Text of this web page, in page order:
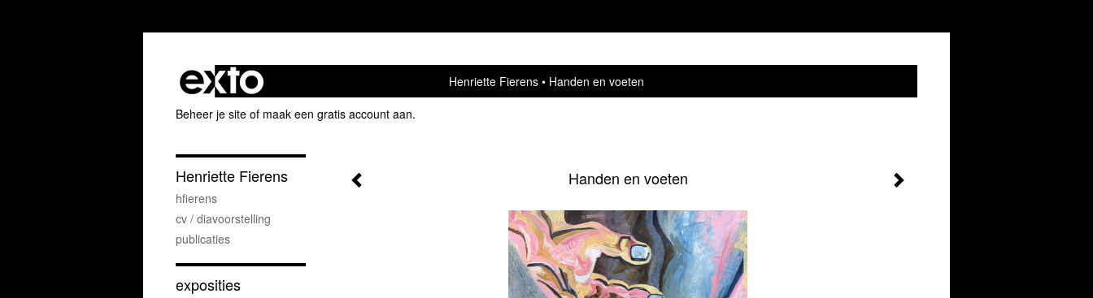
Henriette Fierens
Handen en voeten
Beheer je site of maak een gratis account aan.
Handen en voeten
Henriette Fierens
hfierens
cv / diavoorstelling
publicaties
exposities